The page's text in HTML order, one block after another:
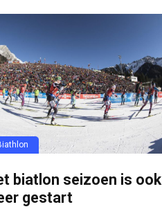
biatlon seizoen is ook
gestart